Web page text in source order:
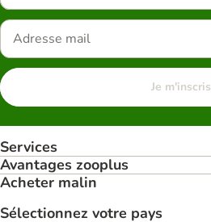
Je m'inscris
Services
Avantages zooplus
Acheter malin
Sélectionnez votre pays